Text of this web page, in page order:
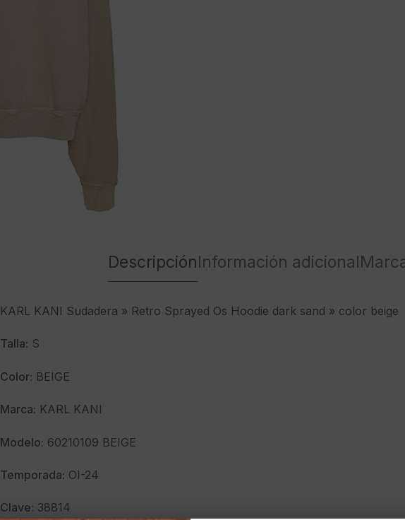
DescripciónInformación adicional
KARL KANI Sudadera » Retro Sprayed Os Hoodie dark sand » color beige
Talla: S
Color: BEIGE
Marca: KARL KANI
Modelo: 60210109 BEIGE
Temporada: OI-24
Clave: 38814